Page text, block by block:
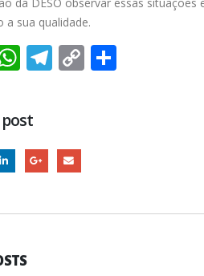
a sua qualidade.
WhatsApp
Telegram
Copy